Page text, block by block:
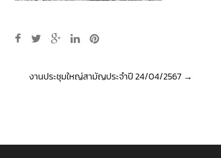
Post
navigation
งานประชุมใหญ่สามัญประจำปี 24/04/2567 →